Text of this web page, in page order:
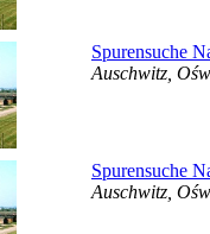
Spurensuche
Auschwitz,
Spurensuche
Auschwitz,